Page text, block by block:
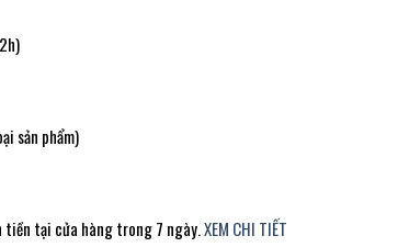
sản phẩm)
tiền tại cửa hàng trong 7 ngày.XEM CHI TIẾT